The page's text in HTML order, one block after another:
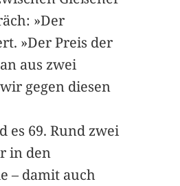
»Der
»Der Preis der
aus zwei
gegen diesen
es 69. Rund zwei
in den
– damit auch